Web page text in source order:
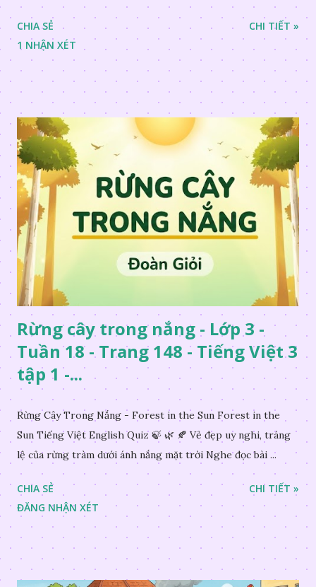
CHIA SẺ
1 NHẬN XÉT
CHI TIẾT »
Rừng cây trong nắng - Lớp 3 -
Tuần 18 - Trang 148 - Tiếng Việt 3
tập 1 -...
Rừng Cây Trong Nắng - Forest in the Sun Forest in the
Sun Tiếng Việt English Quiz 🍃 🌿 🍂 Vẻ đẹp uy nghi, tráng
lệ của rừng tràm dưới ánh nắng mặt trời Nghe đọc bài ...
CHIA SẺ
ĐĂNG NHẬN XÉT
CHI TIẾT »